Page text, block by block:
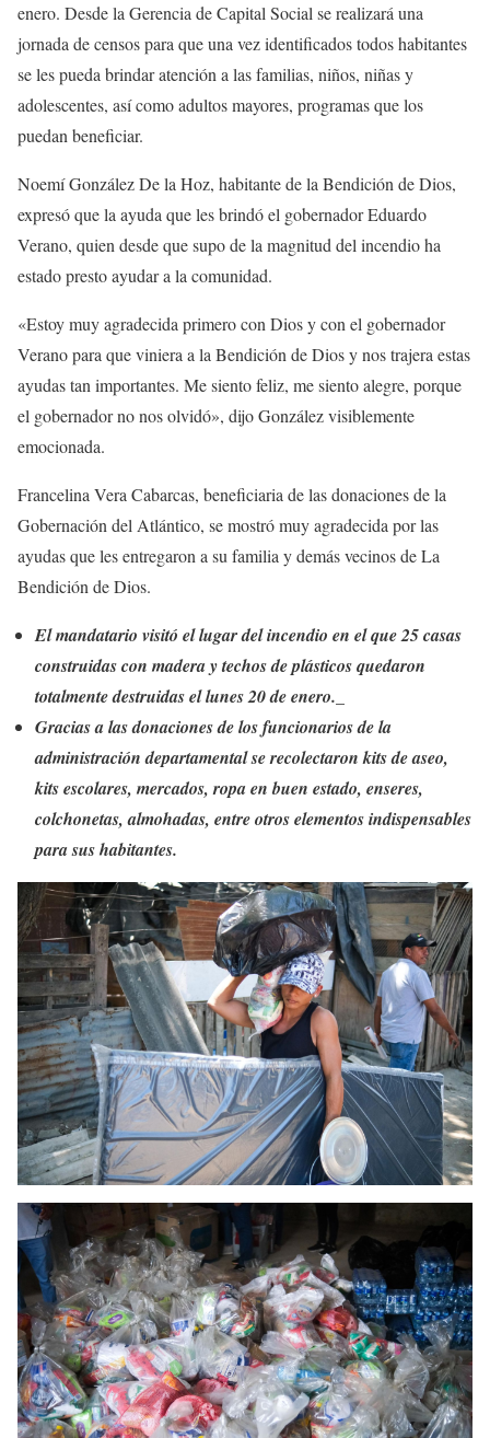
enero. Desde la Gerencia de Capital Social se realizará una
jornada de censos para que una vez identificados todos habitantes
se les pueda brindar atención a las familias, niños, niñas y
adolescentes, así como adultos mayores, programas que los
puedan beneficiar.
Noemí González De la Hoz, habitante de la Bendición de Dios,
expresó que la ayuda que les brindó el gobernador Eduardo
Verano, quien desde que supo de la magnitud del incendio ha
estado presto ayudar a la comunidad.
«Estoy muy agradecida primero con Dios y con el gobernador
Verano para que viniera a la Bendición de Dios y nos trajera estas
ayudas tan importantes. Me siento feliz, me siento alegre, porque
el gobernador no nos olvidó», dijo González visiblemente
emocionada.
Francelina Vera Cabarcas, beneficiaria de las donaciones de la
Gobernación del Atlántico, se mostró muy agradecida por las
ayudas que les entregaron a su familia y demás vecinos de La
Bendición de Dios.
El mandatario visitó el lugar del incendio en el que 25 casas
construidas con madera y techos de plásticos quedaron
totalmente destruidas el lunes 20 de enero._
Gracias a las donaciones de los funcionarios de la
administración departamental se recolectaron kits de aseo,
kits escolares, mercados, ropa en buen estado, enseres,
colchonetas, almohadas, entre otros elementos indispensables
para sus habitantes.